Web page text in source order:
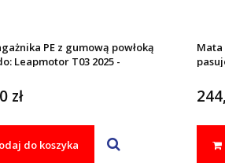
PE z gumową powłoką
Leapmotor T03 2025 -
zł
do koszyka
Mata